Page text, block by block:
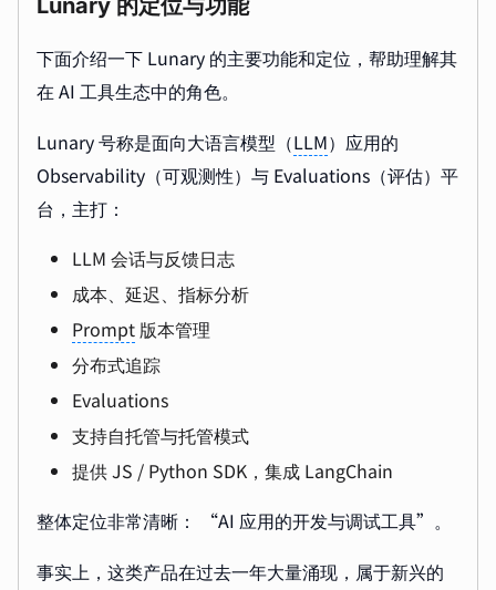
Lunary 的定位与功能
下面介绍一下 Lunary 的主要功能和定位，帮助理解其
在 AI 工具生态中的角色。
Lunary 号称是面向大语言模型（LLM）应用的
Observability（可观测性）与 Evaluations（评估）平
台，主打：
LLM 会话与反馈日志
成本、延迟、指标分析
Prompt 版本管理
分布式追踪
Evaluations
支持自托管与托管模式
提供 JS / Python SDK，集成 LangChain
整体定位非常清晰： “AI 应用的开发与调试工具”。
事实上，这类产品在过去一年大量涌现，属于新兴的